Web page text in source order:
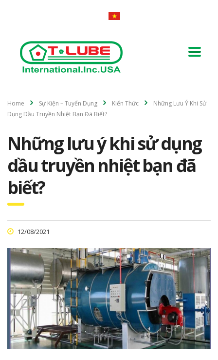
Home Sự Kiện – Tuyển Dụng Kiến Thức
Những Lưu Ý Khi Sử
Dụng Dầu Truyền Nhiệt Bạn Đã Biết?
Những lưu ý khi sử dụng
dầu truyền nhiệt bạn đã
biết?
12/08/2021